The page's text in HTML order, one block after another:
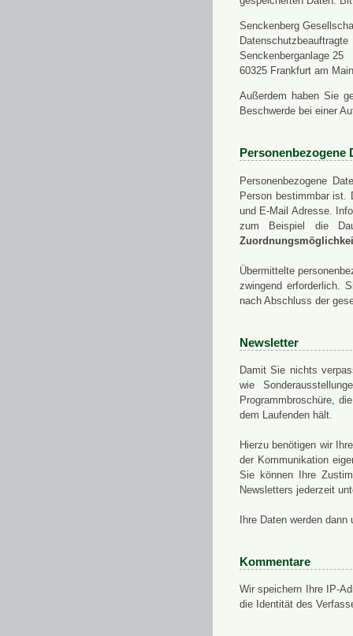
Senckenberg
Datenschutzbeauftragte
Senckenberganlage 25
60325 Frankfurt am Main
Außerdem haben Sie
Beschwerde bei einer
Personenbezogene
Personenbezogene
Person bestimmbar ist.
und E-Mail Adresse.
zum Beispiel die
Übermittelte
zwingend erforderlich.
nach Abschluss der
Newsletter
Damit Sie nichts
wie
Programmbroschüre,
dem Laufenden hält.
Hierzu benötigen wir
der Kommunikation
Sie können Ihre
Newsletters jederzeit
Ihre Daten werden
Kommentare
Wir speichern Ihre IP-
die Identität des